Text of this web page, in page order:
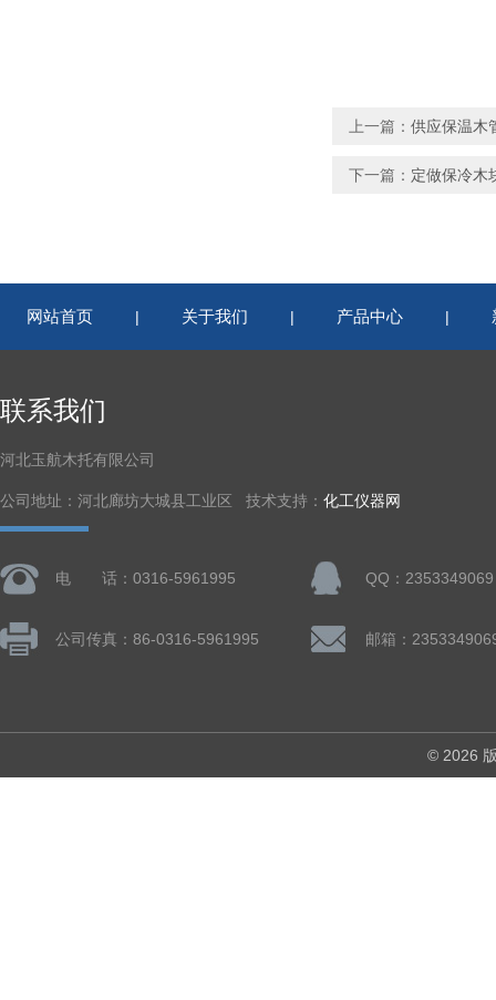
上一篇： 供应保温木
下一篇： 定做保冷木
网站首页 | 关于我们 | 产品中心 |
联系我们
河北玉航木托有限公司
公司地址：河北廊坊大城县工业区 技术支持： 化工仪器网
电 话：0316-5961995 QQ：2353349069
公司传真：86-0316-5961995 邮箱：
© 2026